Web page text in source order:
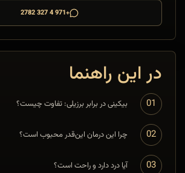
+971 4 327 2782
در این راهنما
01 بیکینی در برابر برزیلی: تفاوت چیست؟
02 چرا این درمان این‌قدر محبوب است؟
03 آیا درد دارد و راحت است؟